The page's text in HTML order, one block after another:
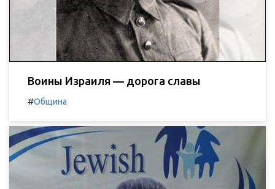
Воины Израиля — дорога славы
#Община